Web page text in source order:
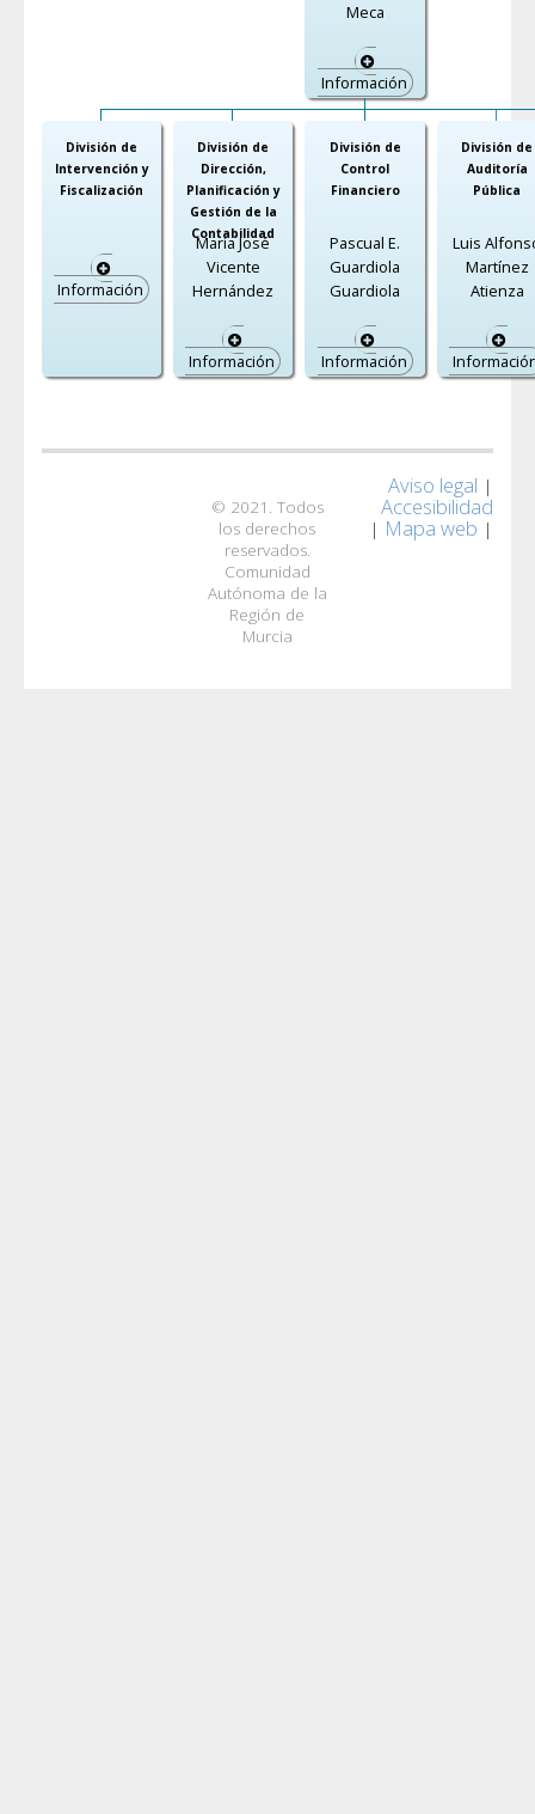
Meca
Información
División de
Intervención y
Fiscalización
Información
División de
Dirección,
Planificación y
Gestión de la
Contabilidad
María José
Vicente
Hernández
Información
División de
Control
Financiero
Pascual E.
Guardiola
Guardiola
Información
División de
Auditoría
Pública
Luis
Martínez
Atienza
© 2021. Todos
los derechos
reservados.
Comunidad
Autónoma de la
Región de
Murcia
Aviso legal |
Accesibilidad
| Mapa web |